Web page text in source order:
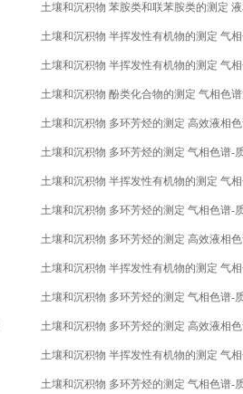
土壤和沉积物 苯胺类和联苯胺类的测定
土壤和沉积物 半挥发性有机物的测定 气
土壤和沉积物 半挥发性有机物的测定 气
土壤和沉积物 酚类化合物的测定 气相色
土壤和沉积物 多环芳烃的测定 高效液相
土壤和沉积物 多环芳烃的测定 气相色谱-
土壤和沉积物 半挥发性有机物的测定 气
土壤和沉积物 多环芳烃的测定 气相色谱-
土壤和沉积物 多环芳烃的测定 高效液相
土壤和沉积物 半挥发性有机物的测定 气
土壤和沉积物 多环芳烃的测定 气相色谱-
土壤和沉积物 多环芳烃的测定 高效液相
土壤和沉积物 半挥发性有机物的测定 气
土壤和沉积物 多环芳烃的测定 气相色谱-